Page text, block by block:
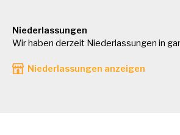
Niederlassungen
Wir haben derzeit Niederlassungen in
Niederlassungen anzeigen